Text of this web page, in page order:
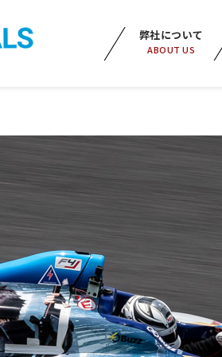
弊社について
ABOUT US